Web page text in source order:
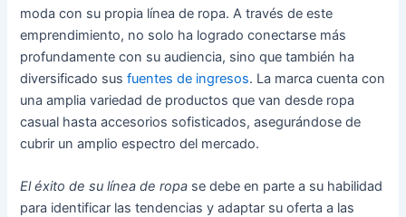
moda con su propia línea de ropa. A través de este
emprendimiento, no solo ha logrado conectarse más
profundamente con su audiencia, sino que también ha
diversificado susfuentes de ingresos. La marca cuenta con
una amplia variedad de productos que van desde ropa
casual hasta accesorios sofisticados, asegurándose de
cubrir un amplio espectro del mercado.
El éxito de su línea de ropa se debe en parte a su habilidad
para identificar las tendencias y adaptar su oferta a las